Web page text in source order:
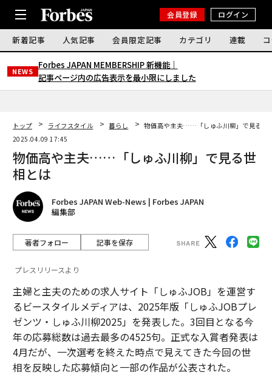
会員登録 ログイン
新着記事 人気記事 会員限定記事 カテゴリ 連載
NEWS
Forbes JAPAN MEMBERSHIP 新機能｜
記事ページ内の広告表示を最小限にしました
トップ ライフスタイル 暮らし
物価高や主夫……「しゅふ川柳」で見る世
2025.04.09 17:45
物価高や主夫……「しゅふ川柳」で見る世
相とは
Forbes JAPAN Web-News | Forbes JAPAN
編集部
著者フォロー 記事を保存
プレスリリースより
主婦と主夫のための求人サイト「しゅふJOB」を運営す
るビースタイルメディアは、2025年版「しゅふJOBプレ
ゼンツ・しゅふ川柳2025」を発表した。3回目となる今
年の応募総数は過去最多の4525句。正式な入賞者発表は
4月だが、一次選考を終えた時点で見えてきた今回の世
相を反映した応募傾向と一部の作品が公表された。